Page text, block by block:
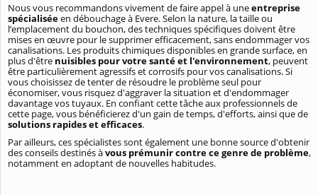
Nous vous recommandons vivement de faire appel à uneentreprise
spécialiséeen débouchage à Evere. Selon la nature, la taille ou
l’emplacement du bouchon, des techniques spécifiques doivent être
mises en œuvre pour le supprimer efficacement, sans endommager vos
canalisations. Les produits chimiques disponibles en grande surface, en
plus d'être nuisibles pour votre santé et l'environnement, peuvent
être particulièrement agressifs et corrosifs pour vos canalisations. Si
vous choisissez de tenter de résoudre le problème seul pour
économiser, vous risquez d'aggraver la situation et d'endommager
davantage vos tuyaux. En confiant cette tâche aux professionnels de
cette page, vous bénéficierez d'un gain de temps, d'efforts, ainsi que de
solutions rapides et efficaces.
Par ailleurs, ces spécialistes sont également une bonne source d'obtenir
des conseils destinés àvous prémunir contre ce genre de problème,
notamment en adoptant de nouvelles habitudes.